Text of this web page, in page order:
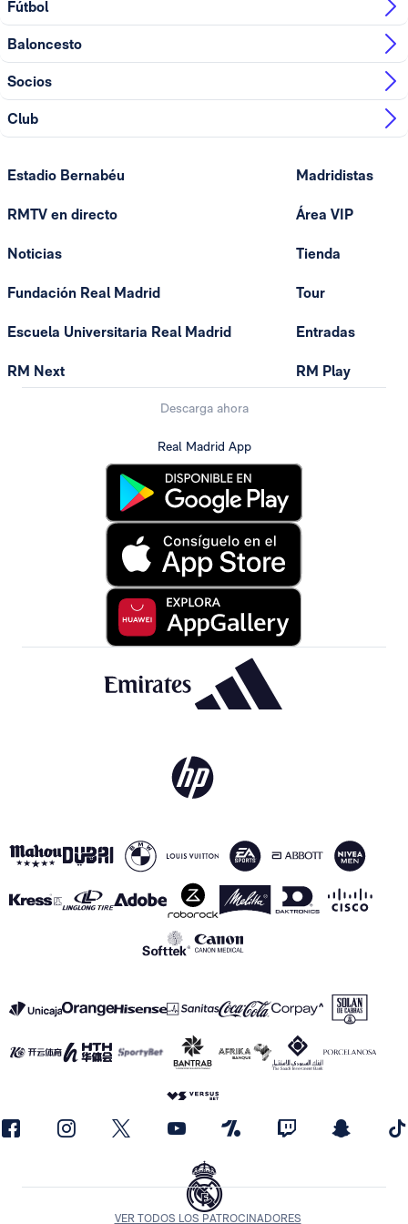
Fútbol
Baloncesto
Socios
Club
Estadio Bernabéu
RMTV en directo
Noticias
Fundación Real Madrid
Escuela Universitaria Real Madrid
RM Next
Madridistas
Área VIP
Tienda
Tour
Entradas
RM Play
Descarga ahora
Real Madrid App
VER TODOS LOS PATROCINADORES